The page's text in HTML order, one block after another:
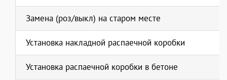
Замена (роз/выкл) на старом месте
Установка накладной распаечной коробки
Установка распаечной коробки в бетоне